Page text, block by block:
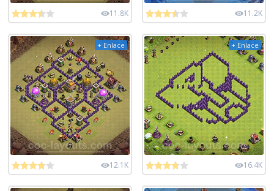
11.8K 11.2K
+ Enlace
12.1K
+ Enlace
16.4K